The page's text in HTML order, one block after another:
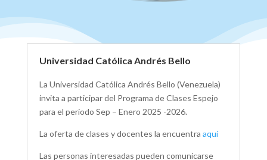
Universidad Católica Andrés Bello
La Universidad Católica Andrés Bello (Venezuela)
invita a participar del Programa de Clases Espejo
para el período Sep – Enero 2025 -2026.
La oferta de clases y docentes la encuentra aquí
Las personas interesadas pueden comunicarse